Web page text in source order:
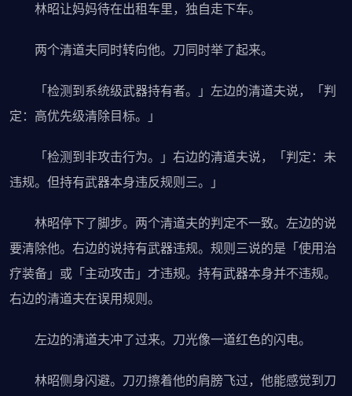
林昭让妈妈待在出租车里，独自走下车。
两个清道夫同时转向他。刀同时举了起来。
「检测到系统级武器持有者。」左边的清道夫说，「判
定：高优先级清除目标。」
「检测到非攻击行为。」右边的清道夫说，「判定：未
违规。但持有武器本身违反规则三。」
林昭停下了脚步。两个清道夫的判定不一致。左边的说
要清除他。右边的说持有武器违规。规则三说的是「使用治
疗装备」或「主动攻击」才违规。持有武器本身并不违规。
右边的清道夫在误用规则。
左边的清道夫冲了过来。刀光像一道红色的闪电。
林昭侧身闪避。刀刃擦着他的肩膀飞过，他能感觉到刀